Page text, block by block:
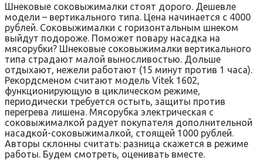
Шнековые соковыжималки стоят дорого. Дешевле
модели – вертикального типа. Цена начинается с 4000
рублей. Соковыжималки с горизонтальным шнеком
выйдут подороже. Поможет повару насадка на
мясорубки? Шнековые соковыжималки вертикального
типа страдают малой выносливостью. Дольше
отдыхают, нежели работают (15 минут против 1 часа).
Рекордсменом считают модель Vitek 1602,
функционирующую в циклическом режиме,
периодически требуется остыть, защиты против
перегрева лишена. Мясорубка электрическая с
соковыжималкой радует покупателя дополнительной
насадкой-соковыжималкой, стоящей 1000 рублей.
Авторы склонны считать: разница скажется в режиме
работы. Будем смотреть, оценивать вместе.